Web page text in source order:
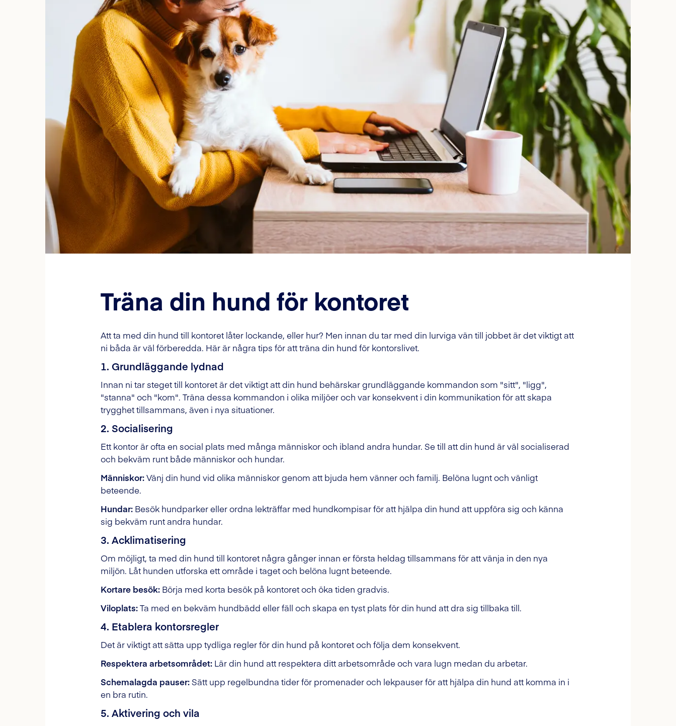
Träna din hund för kontoret
Att ta med din hund till kontoret låter lockande, eller hur? Men innan du tar med din lurviga vän till jobbet är det viktigt att
ni båda är väl förberedda. Här är några tips för att träna din hund för kontorslivet.
1. Grundläggande lydnad
Innan ni tar steget till kontoret är det viktigt att din hund behärskar grundläggande kommandon som "sitt", "ligg",
"stanna" och "kom". Träna dessa kommandon i olika miljöer och var konsekvent i din kommunikation för att skapa
trygghet tillsammans, även i nya situationer.
2. Socialisering
Ett kontor är ofta en social plats med många människor och ibland andra hundar. Se till att din hund är väl socialiserad
och bekväm runt både människor och hundar.
Människor:Vänj din hund vid olika människor genom att bjuda hem vänner och familj. Belöna lugnt och vänligt
beteende.
Hundar: Besök hundparker eller ordna lekträffar med hundkompisar för att hjälpa din hund att uppföra sig och känna
sig bekväm runt andra hundar.
3. Acklimatisering
Om möjligt, ta med din hund till kontoret några gånger innan er första heldag tillsammans för att vänja in den nya
miljön. Låt hunden utforska ett område i taget och belöna lugnt beteende.
Kortare besök: Börja med korta besök på kontoret och öka tiden gradvis.
Viloplats:Ta med en bekväm hundbädd eller fäll och skapa en tyst plats för din hund att dra sig tillbaka till.
4. Etablera kontorsregler
Det är viktigt att sätta upp tydliga regler för din hund på kontoret och följa dem konsekvent.
Respektera arbetsområdet: Lär din hund att respektera ditt arbetsområde och vara lugn medan du arbetar.
Schemalagda pauser:Sätt upp regelbundna tider för promenader och lekpauser för att hjälpa din hund att komma in i
en bra rutin.
5. Aktivering och vila